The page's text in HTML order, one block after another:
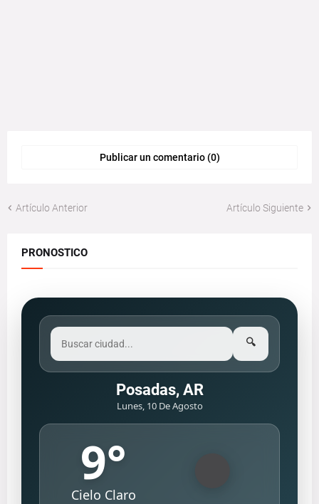
Publicar un comentario (0)
Artículo Anterior Artículo Siguiente
PRONOSTICO
🔍
Posadas, AR
Lunes, 10 De Agosto
9°
Cielo Claro